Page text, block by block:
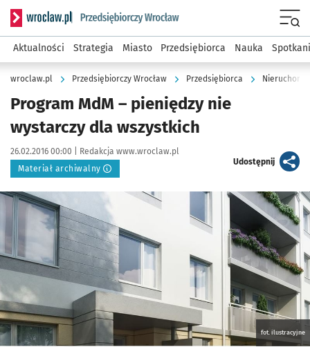
Serwis informacyjny wroclaw.pl podserwis: Strategia
Aktualności Strategia Miasto Przedsiębiorca Nauka
wroclaw.pl Przedsiębiorczy Wrocław Przedsiębiorca
Program MdM – pieniędzy nie
wystarczy dla wszystkich
Data publikacji:
26.02.2016 00:00 | Autor:
Redakcja www.wroclaw.pl
Materiał archiwalny
Udostępnijartykuł
Kliknij, aby powiększyć
fot. ilustracyjne